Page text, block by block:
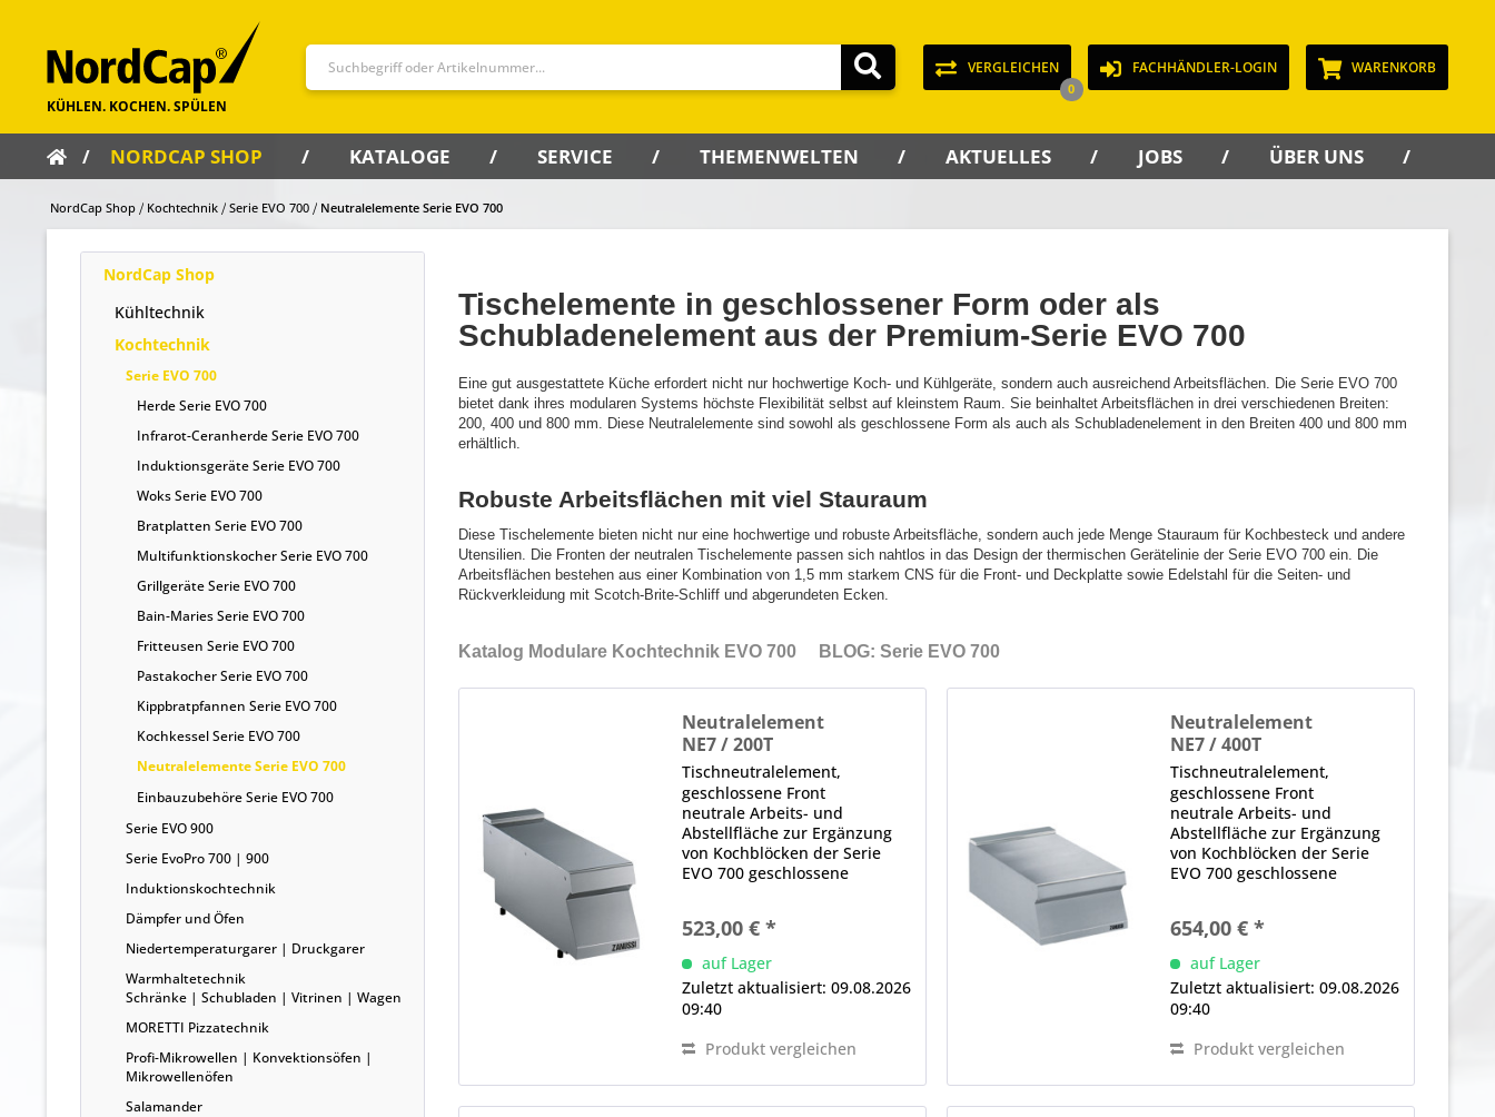
VERGLEICHEN
0
FACHHÄNDLER-LOGIN WARENKORB
NORDCAP SHOP KATALOGE SERVICE THEMENWELTEN AKTUELLES JOBS ÜBER UNS
NordCap Shop Kochtechnik Serie EVO 700 Neutralelemente Serie EVO 700
NordCap Shop
Kühltechnik
Kochtechnik
Serie EVO 700
Herde Serie EVO 700
Infrarot-Ceranherde Serie EVO 700
Induktionsgeräte Serie EVO 700
Woks Serie EVO 700
Bratplatten Serie EVO 700
Multifunktionskocher Serie EVO 700
Grillgeräte Serie EVO 700
Bain-Maries Serie EVO 700
Fritteusen Serie EVO 700
Pastakocher Serie EVO 700
Kippbratpfannen Serie EVO 700
Kochkessel Serie EVO 700
Neutralelemente Serie EVO 700
Einbauzubehöre Serie EVO 700
Serie EVO 900
Serie EvoPro 700 | 900
Induktionskochtechnik
Dämpfer und Öfen
Niedertemperaturgarer | Druckgarer
Warmhaltetechnik
Schränke | Schubladen | Vitrinen | Wagen
MORETTI Pizzatechnik
Profi-Mikrowellen | Konvektionsöfen |
Mikrowellenöfen
Salamander
Tischelemente in geschlossener Form oder als
Schubladenelement aus der Premium-Serie EVO 700
Eine gut ausgestattete Küche erfordert nicht nur hochwertige Koch- und Kühlgeräte, sondern auch ausreichend Arbeitsflächen. Die Serie EVO 700
bietet dank ihres modularen Systems höchste Flexibilität selbst auf kleinstem Raum. Sie beinhaltet Arbeitsflächen in drei verschiedenen Breiten:
200, 400 und 800 mm. Diese Neutralelemente sind sowohl als geschlossene Form als auch als Schubladenelement in den Breiten 400 und 800 mm
erhältlich.
Robuste Arbeitsflächen mit viel Stauraum
Diese Tischelemente bieten nicht nur eine hochwertige und robuste Arbeitsfläche, sondern auch jede Menge Stauraum für Kochbesteck und andere
Utensilien. Die Fronten der neutralen Tischelemente passen sich nahtlos in das Design der thermischen Gerätelinie der Serie EVO 700 ein. Die
Arbeitsflächen bestehen aus einer Kombination von 1,5 mm starkem CNS für die Front- und Deckplatte sowie Edelstahl für die Seiten- und
Rückverkleidung mit Scotch-Brite-Schliff und abgerundeten Ecken.
Katalog Modulare Kochtechnik EVO 700 BLOG: Serie EVO 700
Neutralelement
NE7 / 200T
Tischneutralelement,
geschlossene Front
neutrale Arbeits- und
Abstellfläche zur Ergänzung
von Kochblöcken der Serie
EVO 700 geschlossene
Edelstahl glatte, gerundete
Kanten für einfache Reinigung
bündige Integration in...
523,00 € *
auf Lager
Zuletzt aktualisiert: 09.08.2026
09:40
Produkt vergleichen
Neutralelement
NE7 / 400T
Tischneutralelement,
geschlossene Front
neutrale Arbeits- und
Abstellfläche zur Ergänzung
von Kochblöcken der Serie
EVO 700 geschlossene
Edelstahl glatte, gerundete
Kanten für einfache Reinigung
bündige Integration in...
654,00 € *
auf Lager
Zuletzt aktualisiert: 09.08.2026
09:40
Produkt vergleichen